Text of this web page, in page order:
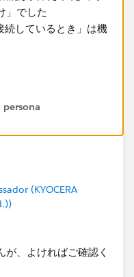
」でした
続しているとき」は機
機能しないのでしょう
(KYOCERA
、よければご確認く